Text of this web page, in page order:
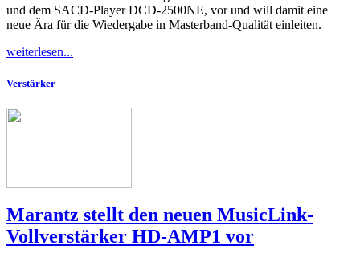
und dem SACD-Player DCD-2500NE, vor und will damit eine
neue Ära für die Wiedergabe in Masterband-Qualität einleiten.
weiterlesen...
Verstärker
Marantz stellt den neuen MusicLink-
Vollverstärker HD-AMP1 vor